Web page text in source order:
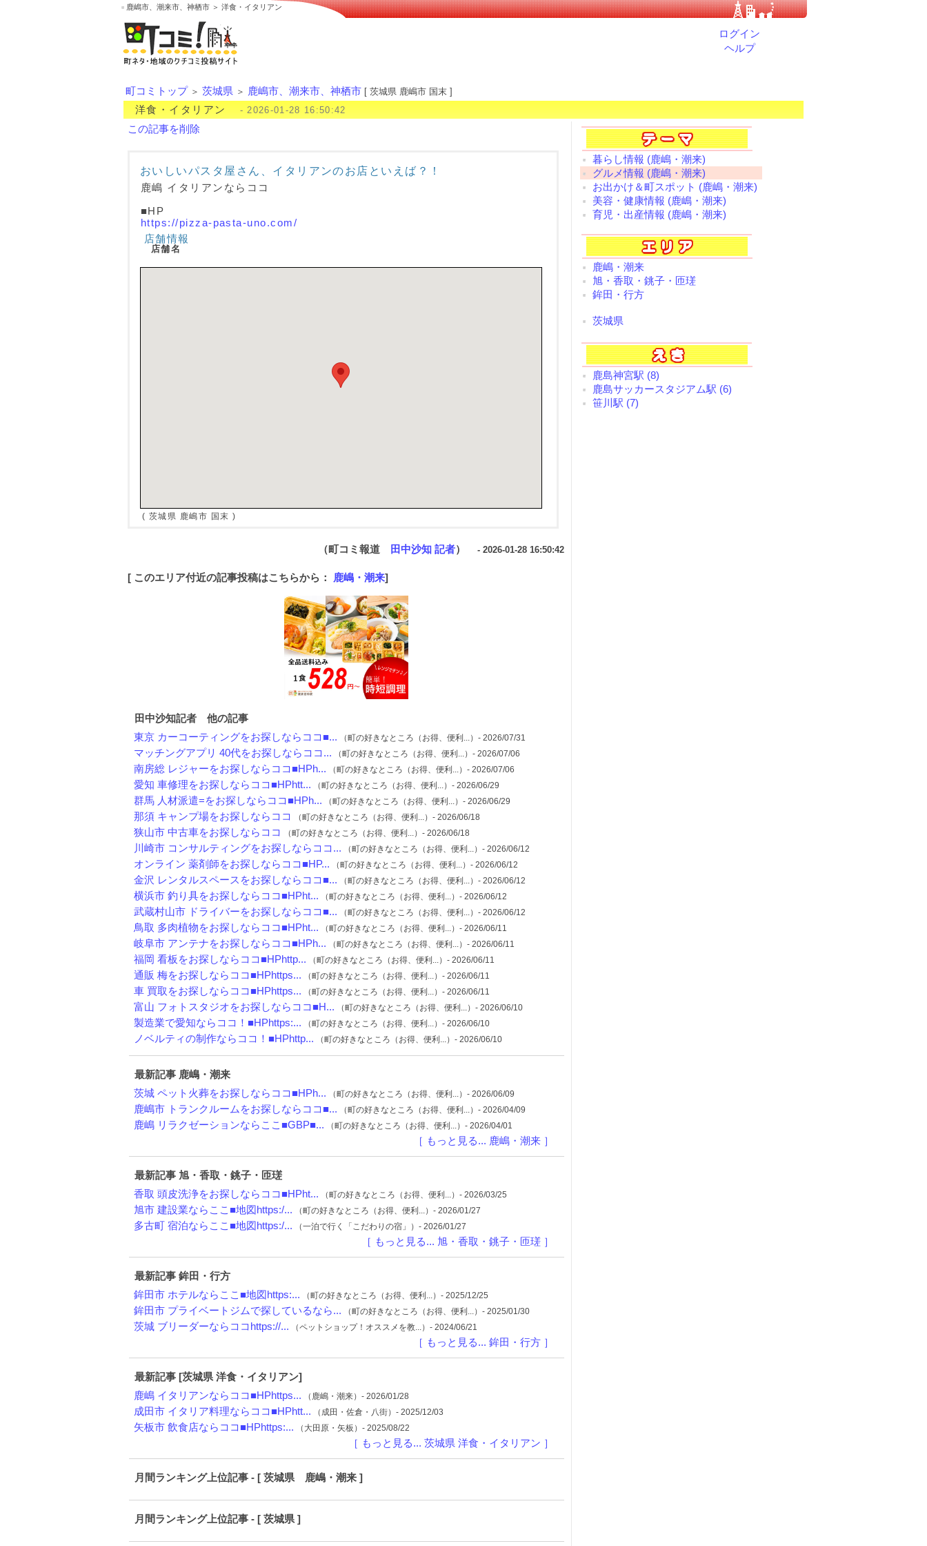
鹿嶋市、潮来市、神栖市 ＞ 洋食・イタリアン
ログイン
ヘルプ
町コミトップ ＞ 茨城県 ＞ 鹿嶋市、潮来市、神栖市 [ 茨城県 鹿嶋市 国末 ]
洋食・イタリアン - 2026-01-28 16:50:42
この記事を削除
おいしいパスタ屋さん、イタリアンのお店といえば？！
鹿嶋 イタリアンならココ
■HP
https://pizza-pasta-uno.com/
店舗情報
店舗名
( 茨城県 鹿嶋市 国末 )
（町コミ報道 田中沙知 記者） - 2026-01-28 16:50:42
[ このエリア付近の記事投稿はこちらから： 鹿嶋・潮来]
田中沙知記者 他の記事
東京 カーコーティングをお探しならココ■... （町の好きなところ（お得、便利...）- 2026/07/31
マッチングアプリ 40代をお探しならココ... （町の好きなところ（お得、便利...）- 2026/07/06
南房総 レジャーをお探しならココ■HPh... （町の好きなところ（お得、便利...）- 2026/07/06
愛知 車修理をお探しならココ■HPhtt... （町の好きなところ（お得、便利...）- 2026/06/29
群馬 人材派遣=をお探しならココ■HPh... （町の好きなところ（お得、便利...）- 2026/06/29
那須 キャンプ場をお探しならココ （町の好きなところ（お得、便利...）- 2026/06/18
狭山市 中古車をお探しならココ （町の好きなところ（お得、便利...）- 2026/06/18
川崎市 コンサルティングをお探しならココ... （町の好きなところ（お得、便利...）- 2026/06/12
オンライン 薬剤師をお探しならココ■HP... （町の好きなところ（お得、便利...）- 2026/06/12
金沢 レンタルスペースをお探しならココ■... （町の好きなところ（お得、便利...）- 2026/06/12
横浜市 釣り具をお探しならココ■HPht... （町の好きなところ（お得、便利...）- 2026/06/12
武蔵村山市 ドライバーをお探しならココ■... （町の好きなところ（お得、便利...）- 2026/06/12
鳥取 多肉植物をお探しならココ■HPht... （町の好きなところ（お得、便利...）- 2026/06/11
岐阜市 アンテナをお探しならココ■HPh... （町の好きなところ（お得、便利...）- 2026/06/11
福岡 看板をお探しならココ■HPhttp... （町の好きなところ（お得、便利...）- 2026/06/11
通販 梅をお探しならココ■HPhttps... （町の好きなところ（お得、便利...）- 2026/06/11
車 買取をお探しならココ■HPhttps... （町の好きなところ（お得、便利...）- 2026/06/11
富山 フォトスタジオをお探しならココ■H... （町の好きなところ（お得、便利...）- 2026/06/10
製造業で愛知ならココ！■HPhttps:... （町の好きなところ（お得、便利...）- 2026/06/10
ノベルティの制作ならココ！■HPhttp... （町の好きなところ（お得、便利...）- 2026/06/10
最新記事 鹿嶋・潮来
茨城 ペット火葬をお探しならココ■HPh... （町の好きなところ（お得、便利...）- 2026/06/09
鹿嶋市 トランクルームをお探しならココ■... （町の好きなところ（お得、便利...）- 2026/04/09
鹿嶋 リラクゼーションならここ■GBP■... （町の好きなところ（お得、便利...）- 2026/04/01
［ もっと見る... 鹿嶋・潮来 ］
最新記事 旭・香取・銚子・匝瑳
香取 頭皮洗浄をお探しならココ■HPht... （町の好きなところ（お得、便利...）- 2026/03/25
旭市 建設業ならここ■地図https:/... （町の好きなところ（お得、便利...）- 2026/01/27
多古町 宿泊ならここ■地図https:/... （一泊で行く「こだわりの宿」）- 2026/01/27
［ もっと見る... 旭・香取・銚子・匝瑳 ］
最新記事 鉾田・行方
鉾田市 ホテルならここ■地図https:... （町の好きなところ（お得、便利...）- 2025/12/25
鉾田市 プライベートジムで探しているなら... （町の好きなところ（お得、便利...）- 2025/01/30
茨城 ブリーダーならココhttps://... （ペットショップ！オススメを教...）- 2024/06/21
［ もっと見る... 鉾田・行方 ］
最新記事 [茨城県 洋食・イタリアン]
鹿嶋 イタリアンならココ■HPhttps... （鹿嶋・潮来）- 2026/01/28
成田市 イタリア料理ならココ■HPhtt... （成田・佐倉・八街）- 2025/12/03
矢板市 飲食店ならココ■HPhttps:... （大田原・矢板）- 2025/08/22
［ もっと見る... 茨城県 洋食・イタリアン ］
月間ランキング上位記事 - [ 茨城県 鹿嶋・潮来 ]
月間ランキング上位記事 - [ 茨城県 ]
暮らし情報 (鹿嶋・潮来)
グルメ情報 (鹿嶋・潮来)
お出かけ＆町スポット (鹿嶋・潮来)
美容・健康情報 (鹿嶋・潮来)
育児・出産情報 (鹿嶋・潮来)
鹿嶋・潮来
旭・香取・銚子・匝瑳
鉾田・行方
茨城県
鹿島神宮駅 (8)
鹿島サッカースタジアム駅 (6)
笹川駅 (7)